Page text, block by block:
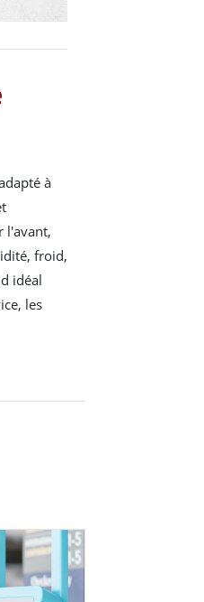
à
l'avant,
froid,
idéal
les